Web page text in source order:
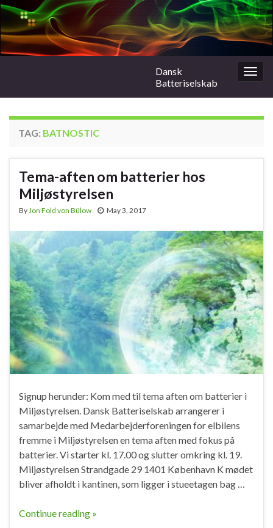
Dansk
Batteriselskab
TAG: BATNOSTIC
Tema-aften om batterier hos
Miljøstyrelsen
ByJon Fold von Bülow May 3, 2017
Signup herunder: Kom med til tema aften om batterier i
Miljøstyrelsen. Dansk Batteriselskab arrangerer i
samarbejde med Medarbejderforeningen for elbilens
fremme i Miljøstyrelsen en tema aften med fokus på
batterier. Vi starter kl. 17.00 og slutter omkring kl. 19.
Miljøstyrelsen Strandgade 29 1401 København K mødet
bliver afholdt i kantinen, som ligger i stueetagen bag …
Continue reading »